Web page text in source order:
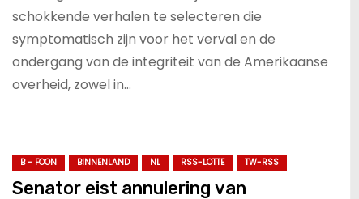
schokkende verhalen te selecteren die
symptomatisch zijn voor het verval en de
ondergang van de integriteit van de Amerikaanse
overheid, zowel in…
B - FOON BINNENLAND NL RSS-LOTTE TW-RSS
Senator eist annulering van